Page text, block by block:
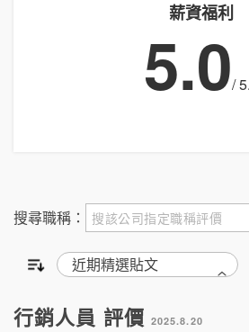
薪資福利
5.0/
搜尋職稱：
行銷人員 評價 2025.8.20